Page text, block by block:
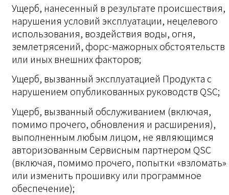
Ущерб, нанесенный в результате происшествия,
нарушения условий эксплуатации, нецелевого
использования, воздействия воды, огня,
землетрясений, форс-мажорных обстоятельств
или иных внешних факторов;
Ущерб, вызванный эксплуатацией Продукта с
нарушением опубликованных руководств QSC;
Ущерб, вызванный обслуживанием (включая,
помимо прочего, обновления и расширения),
выполненным любым лицом, не являющимся
авторизованным Сервисным партнером QSC
(включая, помимо прочего, попытки «взломать»
или изменить прошивку или программное
обеспечение);